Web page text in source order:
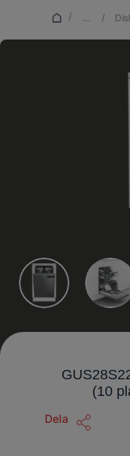
/ ... /
(10
Dela